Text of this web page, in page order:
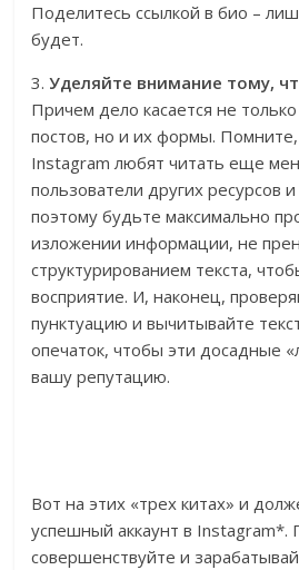
Поделитесь ссылкой в био –
будет.
3.Уделяйте внимание тому,
Причем дело касается не
постов, но и их формы. Помните,
Instagram любят читать еще
пользователи других ресурсов
поэтому будьте максимально
изложении информации, не
структурированием текста,
восприятие. И, наконец,
пунктуацию и вычитывайте
опечаток, чтобы эти досадные
вашу репутацию.
Вот на этих «трех китах» и
успешный аккаунт в Instagram*.
совершенствуйте и